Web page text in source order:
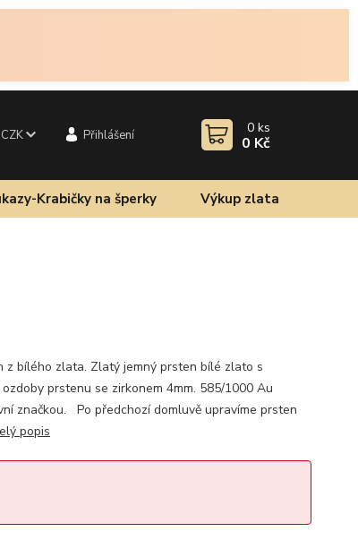
CZK Přihlášení 0 ks
0 Kč
Krabičky na šperky Výkup zlata
z bílého zlata. Zlatý jemný prsten bílé zlato s
prstenu se zirkonem 4mm. 585/1000 Au
značkou. Po předchozí domluvě upravíme prsten
popis